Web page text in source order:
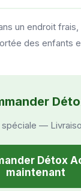
un endroit
des enfants
—
Détox
maintenant